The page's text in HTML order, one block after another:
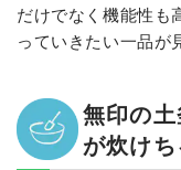
だけでなく機能性も
っていきたい一品が
無印の
が炊けち